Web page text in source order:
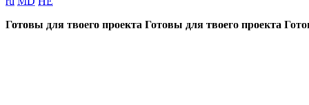
Готовы для твоего проекта Готовы для твоего проекта